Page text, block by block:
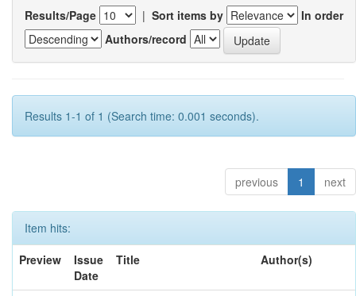
Results/Page | Sort items by
In order
Authors/record
Results 1-1 of 1 (Search time: 0.001 seconds).
previous 1 next
Item hits:
Preview
Issue
Date
Title Author(s)